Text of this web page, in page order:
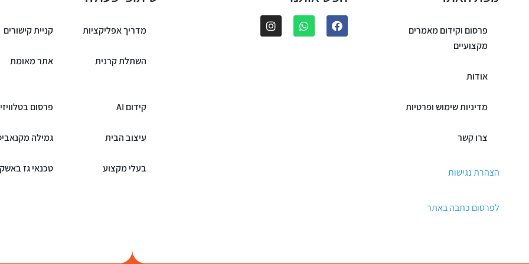
פרסום וקידום מאמרים
מקצועיים
אודות
מדיניות שימוש ופרטיות
צרו קשר
הצהרת נגישות
לפרסום כתבה באתר
מדריך אפליקציות קניית קישורים
השתלת קרנית אתר מאומת
קידום AI פרסום
עיצוב הבית גמילה
בעלי מקצוע טכנאי גז